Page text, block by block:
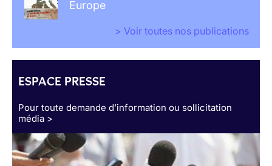
Europe
> Voir toutes nos publications
ESPACE PRESSE
Pour toute demande d’information ou sollicitation
média >